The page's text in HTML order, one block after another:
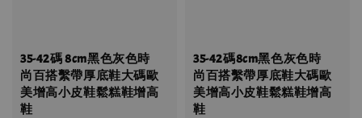
35-42碼 8cm黑色灰色時
尚百搭繫帶厚底鞋大碼歐
美增高小皮鞋鬆糕鞋增高
鞋
35-42碼8cm黑色灰色時
尚百搭繫帶厚底鞋大碼歐
美增高小皮鞋鬆糕鞋增高
鞋